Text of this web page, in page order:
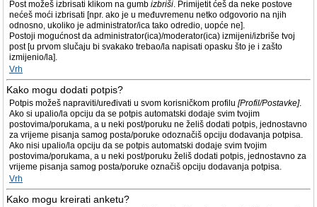
Post možeš izbrisati klikom na gumb izbriši. Primijetit ćeš da neke postove
nećeš moći izbrisati [npr. ako je u međuvremenu netko odgovorio na njih
odnosno, ukoliko je administrator/ica tako odredio, uopće ne].
Postoji mogućnost da administrator(ica)/moderator(ica) izmijeni/izbriše tvoj
post [u prvom slučaju bi svakako trebao/la napisati opasku što je i zašto
izmijenio/la].
Vrh
Kako mogu dodati potpis?
Potpis možeš napraviti/uređivati u svom korisničkom profilu [Profil/Postavke].
Ako si upalio/la opciju da se potpis automatski dodaje svim tvojim
postovima/porukama, a u neki post/poruku ne želiš dodati potpis, jednostavno
za vrijeme pisanja samog posta/poruke odoznačiš opciju dodavanja potpisa.
Ako nisi upalio/la opciju da se potpis automatski dodaje svim tvojim
postovima/porukama, a u neki post/poruku želiš dodati potpis, jednostavno za
vrijeme pisanja samog posta/poruke označiš opciju dodavanja potpisa.
Vrh
Kako mogu kreirati anketu?